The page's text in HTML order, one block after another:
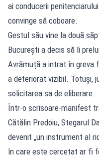
ai conducerii
convinge să coboare.
Gestul său vine la două
București a decis să îi
Avrămuță a intrat în greva
a deteriorat vizibil. Totuși,
solicitarea sa de eliberare.
Într-o scrisoare-manifest
Cătălin Predoiu, Stegarul
devenit „un instrument al
în care este cercetat ar fi